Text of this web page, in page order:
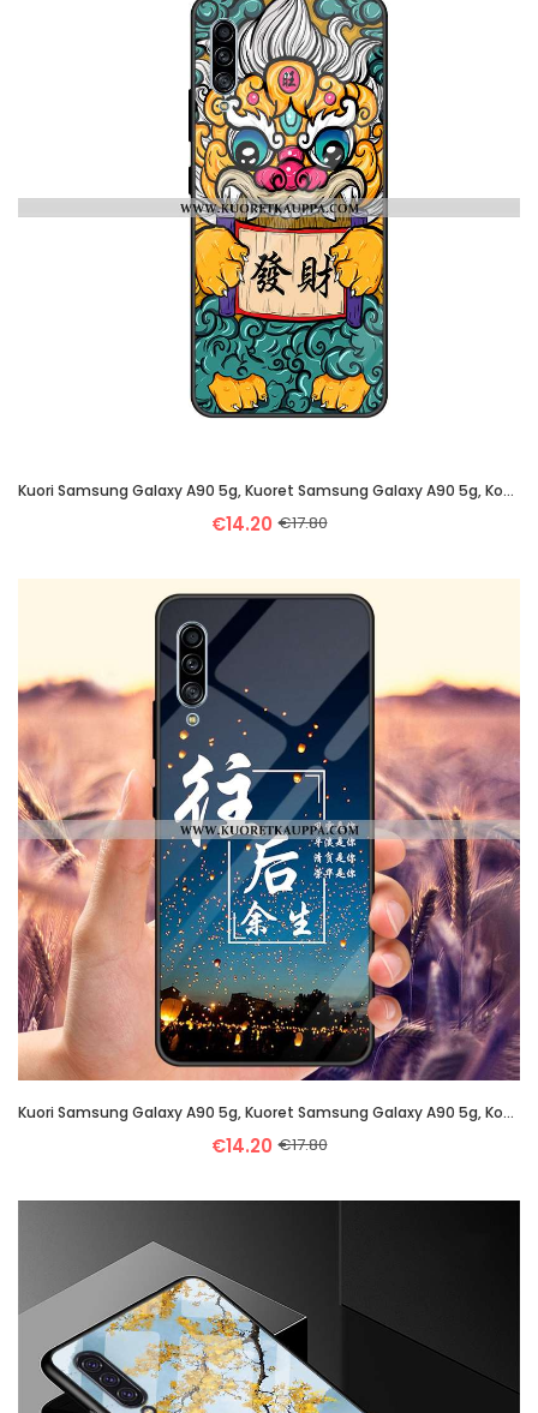
Kuori Samsung Galaxy A90 5g, Kuoret Samsung Galaxy A90 5g, Kotelo Samsung Galaxy A90 5g Lasi Suuntau
€14.20 €17.80
Kuori Samsung Galaxy A90 5g, Kuoret Samsung Galaxy A90 5g, Kotelo Samsung Galaxy A90 5g Lasi Muokata
€14.20 €17.80